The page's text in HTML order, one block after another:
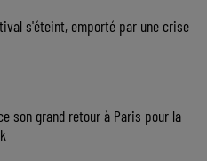
s'éteint, emporté par une crise
son grand retour à Paris pour la